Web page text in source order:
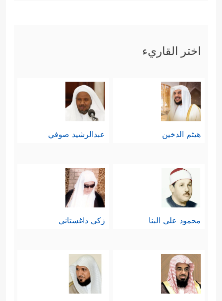
اختر القاريء
هيثم الدخين عبدالرشيد صوفي
محمود علي البنا زكي داغستاني